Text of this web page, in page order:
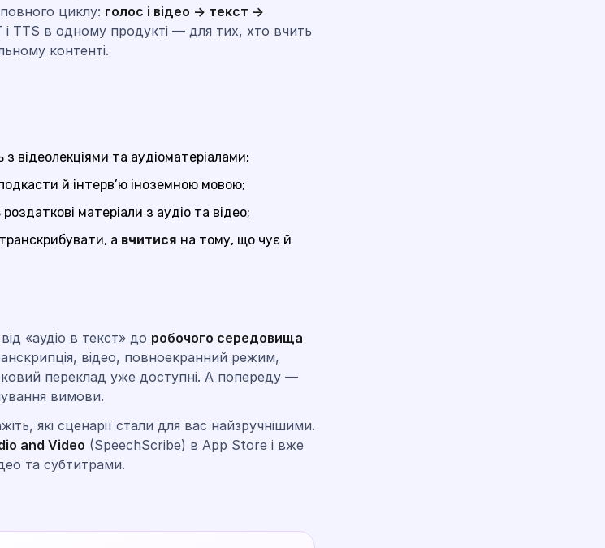
циклу: голос і відео → текст →
і TTS в одному продукті — для тих, хто вчить
контенті.
з відеолекціями та аудіоматеріалами;
й інтерв’ю іноземною мовою;
роздаткові матеріали з аудіо та відео;
а вчитися на тому, що чує й
«аудіо в текст» до робочого середовища
відео, повноекранний режим,
переклад уже доступні. А попереду —
вимови.
які сценарії стали для вас найзручнішими.
and Video (SpeechScribe) в App Store і вже
та субтитрами.